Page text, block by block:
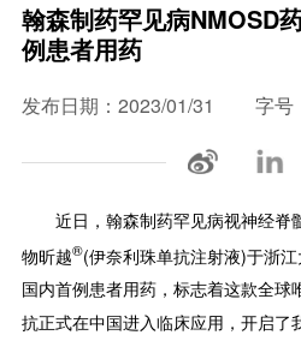
翰森制药罕见病NMOSD
例患者用药
发布日期：2023/01/31 字号
近日，翰森制药罕见病视神经脊
物昕越®(伊奈利珠单抗注射液)于浙
国内首例患者用药，标志着这款全
抗正式在中国进入临床应用，开启了